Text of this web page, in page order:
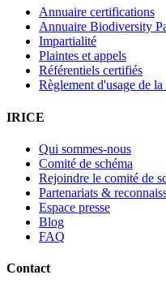
Annuaire certifications
Annuaire Biodiversity
Impartialité
Plaintes et appels
Référentiels certifiés
Règlement d'usage de
IRICE
Qui sommes-nous
Comité de schéma
Rejoindre le comité de
Partenariats &
Espace presse
Blog
FAQ
Contact